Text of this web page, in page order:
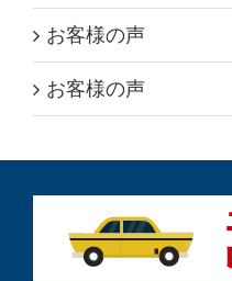
お客様の声
お客様の声